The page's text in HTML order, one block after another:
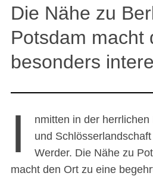
Die Nähe zu
Potsdam macht
besonders
I
nmitten in der
und
Werder. Die Nähe zu
macht den Ort zu eine